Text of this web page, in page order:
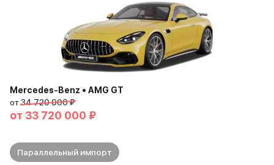
Mercedes-Benz • AMG GT
от34 720 000 ₽
от 33 720 000 ₽
Параллельный импорт